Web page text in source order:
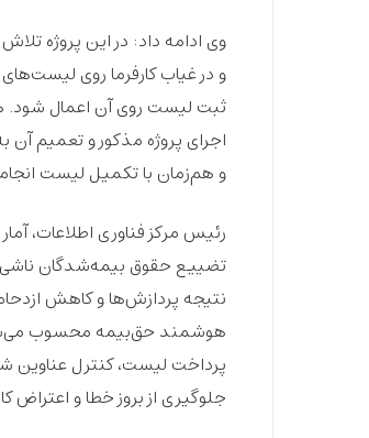
وی ادامه داد: در این پروژه
و در غیاب کارفرما روی
ثبت لیست روی آن اعمال شود.
اجرای پروژه مذکور و تعمیم
و هم‌زمان با تکمیل لیست انجام
رئیس مرکز فناوری اطلاعات،
تضییع حقوق بیمه‌شدگان ناشی
نتیجه پردازش‌ها و کاهش
هوشمند حق‌بیمه محسوب
پرداخت لیست، کنترل عناوین
جلوگیری از بروز خطا و